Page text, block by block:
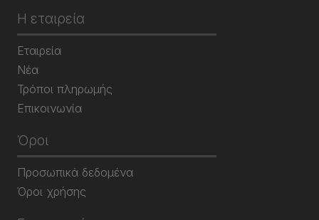
Η εταιρεία
Εταιρεία
Νέα
Τρόποι πληρωμής
Επικοινωνία
Όροι
Προσωπικά δεδομένα
Όροι χρήσης